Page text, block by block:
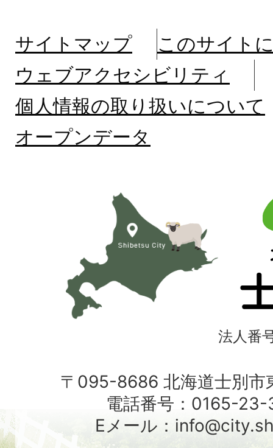
サイトマップ
このサイト
ウェブアクセシビリティ
個人情報の取り扱いについて
オープンデータ
別
市
法人番
〒095-8686 北海道士別市
電話番号：0165-23-
Eメール：